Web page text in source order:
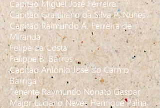
Capitão Miguel José Ferreira
Capitão Gratuliano da Silva P. Nunes
Capitão Raimundo A. Ferreira de
Miranda
Felipe da Costa
Felippe B. Barros
Capitão Antônio José do Carmo
Barriga
Tenente Raymundo Nonato Gaspar
Major Luciano Neves Henrique Palha